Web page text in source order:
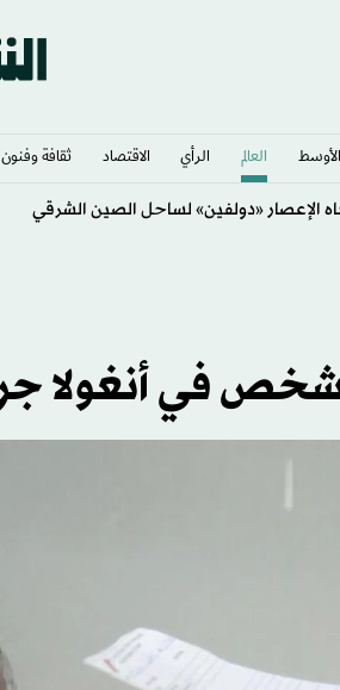
العالم الرأي الاقتصاد ثقافة وفنون
الإعصار «دولفين» لساحل الصين الشرقي